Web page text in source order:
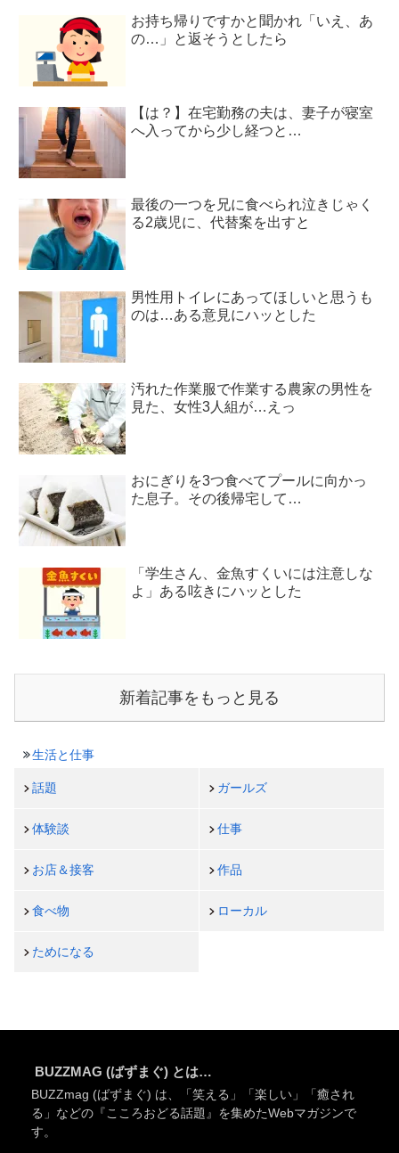
お持ち帰りですかと聞かれ「いえ、あ
の…」と返そうとしたら
【は？】在宅勤務の夫は、妻子が寝室
へ入ってから少し経つと…
最後の一つを兄に食べられ泣きじゃく
る2歳児に、代替案を出すと
男性用トイレにあってほしいと思うも
のは…ある意見にハッとした
汚れた作業服で作業する農家の男性を
見た、女性3人組が…えっ
おにぎりを3つ食べてプールに向かっ
た息子。その後帰宅して…
「学生さん、金魚すくいには注意しな
よ」ある呟きにハッとした
新着記事をもっと見る
生活と仕事
話題 ガールズ
体験談 仕事
お店＆接客 作品
食べ物 ローカル
ためになる
BUZZMAG (ばずまぐ) とは…
BUZZmag (ばずまぐ) は、「笑える」「楽しい」「癒され
る」などの『こころおどる話題』を集めたWebマガジンで
す。